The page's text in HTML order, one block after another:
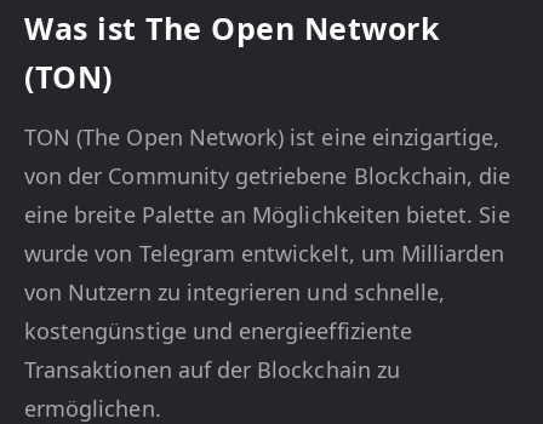
Was ist The Open Network
(TON)
TON (The Open Network) ist eine einzigartige,
von der Community getriebene Blockchain, die
eine breite Palette an Möglichkeiten bietet. Sie
wurde von Telegram entwickelt, um Milliarden
von Nutzern zu integrieren und schnelle,
kostengünstige und energieeffiziente
Transaktionen auf der Blockchain zu
ermöglichen.